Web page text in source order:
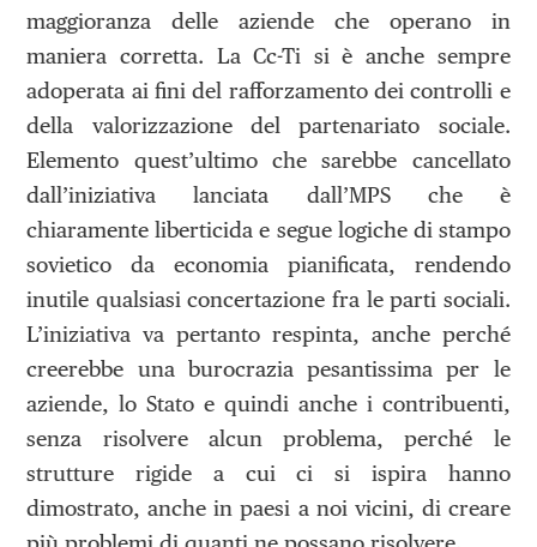
maggioranza delle aziende che operano in
maniera corretta. La Cc-Ti si è anche sempre
adoperata ai fini del rafforzamento dei controlli e
della valorizzazione del partenariato sociale.
Elemento quest’ultimo che sarebbe cancellato
dall’iniziativa lanciata dall’MPS che è
chiaramente liberticida e segue logiche di stampo
sovietico da economia pianificata, rendendo
inutile qualsiasi concertazione fra le parti sociali.
L’iniziativa va pertanto respinta, anche perché
creerebbe una burocrazia pesantissima per le
aziende, lo Stato e quindi anche i contribuenti,
senza risolvere alcun problema, perché le
strutture rigide a cui ci si ispira hanno
dimostrato, anche in paesi a noi vicini, di creare